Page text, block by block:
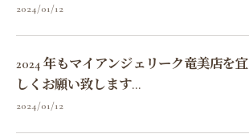
2024/01/12
2024 年もマイアンジェリーク竜美店を宜
しくお願い致します...
2024/01/12